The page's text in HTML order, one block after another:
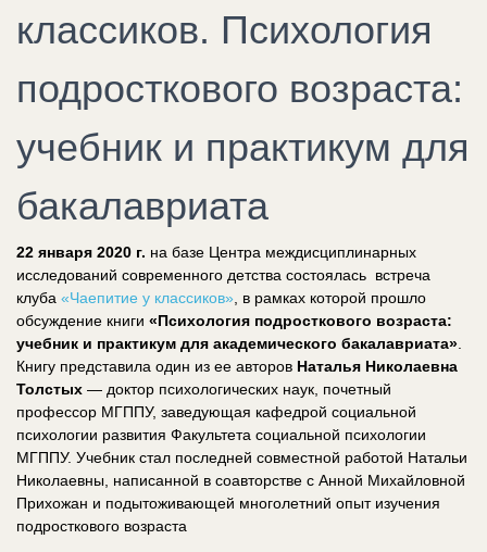
классиков. Психология
подросткового возраста:
учебник и практикум для
бакалавриата
22 января 2020 г. на базе Центра междисциплинарных
исследований современного детства состоялась встреча
клуба «Чаепитие у классиков» , в рамках которой прошло
обсуждение книги «Психология подросткового возраста:
учебник и практикум для академического бакалавриата»
Книгу представила один из ее авторов Наталья Николаевна
Толстых — доктор психологических наук, почетный
профессор МГППУ, заведующая кафедрой социальной
психологии развития Факультета социальной психологии
МГППУ. Учебник стал последней совместной работой Натальи
Николаевны, написанной в соавторстве с Анной Михайловной
Прихожан и подытоживающей многолетний опыт изучения
подросткового возраста